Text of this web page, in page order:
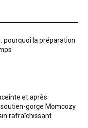
pourquoi la préparation
et après
soutien-gorge Momcozy
rafraîchissant